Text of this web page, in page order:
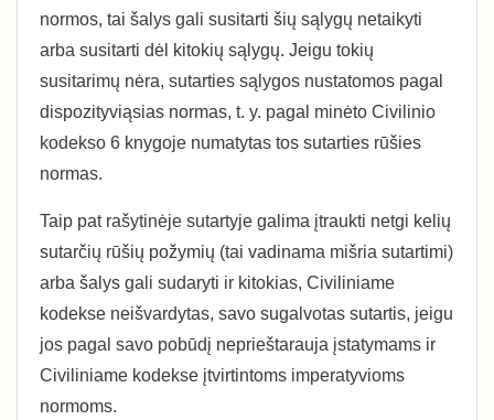
normos, tai šalys gali susitarti šių sąlygų netaikyti
arba susitarti dėl kitokių sąlygų. Jeigu tokių
susitarimų nėra, sutarties sąlygos nustatomos pagal
dispozityviąsias normas, t. y. pagal minėto Civilinio
kodekso 6 knygoje numatytas tos sutarties rūšies
normas.
Taip pat rašytinėje sutartyje galima įtraukti netgi kelių
sutarčių rūšių požymių (tai vadinama mišria sutartimi)
arba šalys gali sudaryti ir kitokias, Civiliniame
kodekse neišvardytas, savo sugalvotas sutartis, jeigu
jos pagal savo pobūdį neprieštarauja įstatymams ir
Civiliniame kodekse įtvirtintoms imperatyvioms
normoms.